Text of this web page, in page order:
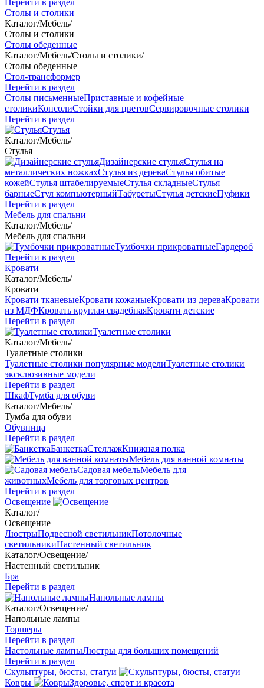
Перейти в раздел
Столы и столики
Каталог/Мебель/
Столы и столики
Столы обеденные
Каталог/Мебель/Столы и столики/
Столы обеденные
Стол-трансформер
Перейти в раздел
Столы письменныеПриставные и кофейные
столикиКонсолиСтойки для цветовСервировочные столики
Перейти в раздел
Стулья
Каталог/Мебель/
Стулья
Дизайнерские стульяСтулья на
металлических ножкахСтулья из дереваСтулья обитые
кожейСтулья штабелируемыеСтулья складныеСтулья
барныеСтул компьютерныйТабуретыСтулья детскиеПуфики
Перейти в раздел
Мебель для спальни
Каталог/Мебель/
Мебель для спальни
Тумбочки прикроватныеГардероб
Перейти в раздел
Кровати
Каталог/Мебель/
Кровати
Кровати тканевыеКровати кожаныеКровати из дереваКровати
из МДФКровать круглая свадебнаяКровати детские
Перейти в раздел
Туалетные столики
Каталог/Мебель/
Туалетные столики
Туалетные столики популярные моделиТуалетные столики
эксклюзивные модели
Перейти в раздел
ШкафТумба для обуви
Каталог/Мебель/
Тумба для обуви
Обувница
Перейти в раздел
БанкеткаСтеллажКнижная полка
Мебель для ванной комнаты
Садовая мебельМебель для
животныхМебель для торговых центров
Перейти в раздел
Освещение
Каталог/
Освещение
ЛюстрыПодвесной светильникПотолочные
светильникиНастенный светильник
Каталог/Освещение/
Настенный светильник
Бра
Перейти в раздел
Напольные лампы
Каталог/Освещение/
Напольные лампы
Торшеры
Перейти в раздел
Настольные лампыЛюстры для больших помещений
Перейти в раздел
Скульптуры, бюсты, статуи
Ковры
Здоровье, спорт и красота